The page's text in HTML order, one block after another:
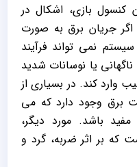
بازی، اشکال در
جریان برق به صورت
نمی‌ تواند فرآیند
یا نوسانات شدید
وارد کند. در بسیاری از
برق وجود دارد که می‌
باشد. مورد دیگر،
که بر اثر ضربه، گرد و